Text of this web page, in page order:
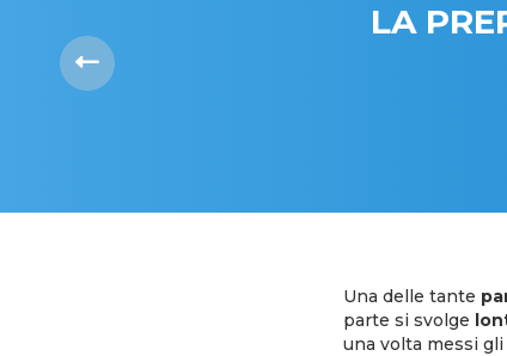
LA
Una delle tante
parte si svolge
una volta messi